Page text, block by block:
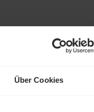
Über Cookies